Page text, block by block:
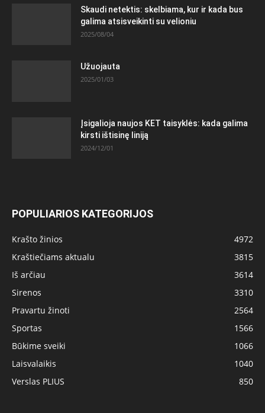
Skaudi netektis: skelbiama, kur ir kada bus
galima atsisveikinti su velioniu
2025/08/04
Užuojauta
2025/01/03
Įsigalioja naujos KET taisyklės: kada galima
kirsti ištisinę liniją
2024/12/01
POPULIARIOS KATEGORIJOS
Krašto žinios
4972
Kraštiečiams aktualu
3815
Iš arčiau
3614
Sirenos
3310
Pravartu žinoti
2564
Sportas
1566
Būkime sveiki
1066
Laisvalaikis
1040
Verslas PLIUS
850